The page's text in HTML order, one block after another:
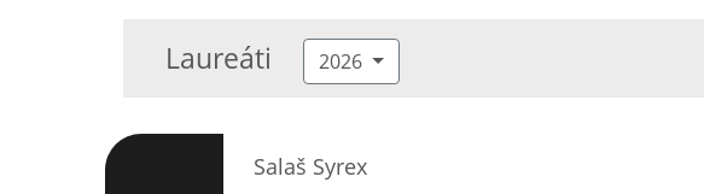
Laureáti 2026
Salaš Syrex